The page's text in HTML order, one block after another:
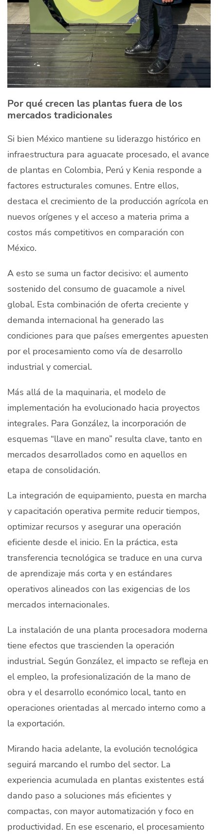
Por qué crecen las plantas fuera de los
mercados tradicionales
Si bien México mantiene su liderazgo histórico en
infraestructura para aguacate procesado, el avance
de plantas en Colombia, Perú y Kenia responde a
factores estructurales comunes. Entre ellos,
destaca el crecimiento de la producción agrícola en
nuevos orígenes y el acceso a materia prima a
costos más competitivos en comparación con
México.
A esto se suma un factor decisivo: el aumento
sostenido del consumo de guacamole a nivel
global. Esta combinación de oferta creciente y
demanda internacional ha generado las
condiciones para que países emergentes apuesten
por el procesamiento como vía de desarrollo
industrial y comercial.
Más allá de la maquinaria, el modelo de
implementación ha evolucionado hacia proyectos
integrales. Para González, la incorporación de
esquemas “llave en mano” resulta clave, tanto en
mercados desarrollados como en aquellos en
etapa de consolidación.
La integración de equipamiento, puesta en marcha
y capacitación operativa permite reducir tiempos,
optimizar recursos y asegurar una operación
eficiente desde el inicio. En la práctica, esta
transferencia tecnológica se traduce en una curva
de aprendizaje más corta y en estándares
operativos alineados con las exigencias de los
mercados internacionales.
La instalación de una planta procesadora moderna
tiene efectos que trascienden la operación
industrial. Según González, el impacto se refleja en
el empleo, la profesionalización de la mano de
obra y el desarrollo económico local, tanto en
operaciones orientadas al mercado interno como a
la exportación.
Mirando hacia adelante, la evolución tecnológica
seguirá marcando el rumbo del sector. La
experiencia acumulada en plantas existentes está
dando paso a soluciones más eficientes y
compactas, con mayor automatización y foco en
productividad. En ese escenario, el procesamiento